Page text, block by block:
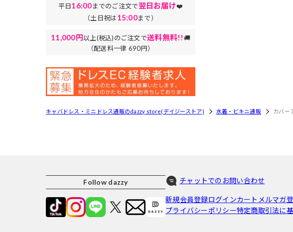
平日16:00までのご注文で翌日お届け❤️
（土日祝は15:00まで）
11,000円以上(税込)のご注文で送料無料!!🚚
（配送料一律 690円）
キャバドレス・ミニドレス通販のdazzy store(デイジーストア) 水着・ビキニ通販 カバー
Follow dazzy チャットでのお問い合わせ
新規会員登録ログインカート メルマガ
プライバシーポリシー特定商取引法に